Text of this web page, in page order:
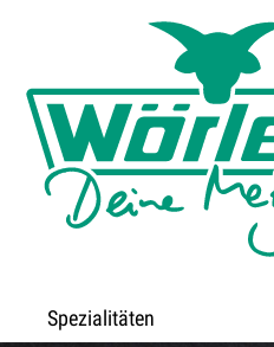
Spezialitäten